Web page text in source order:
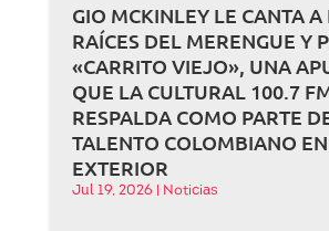
GIO MCKINLEY LE CANTA A
RAÍCES DEL MERENGUE Y
«CARRITO VIEJO», UNA
QUE LA CULTURAL 100.7
RESPALDA COMO PARTE
TALENTO COLOMBIANO
EXTERIOR
Jul 19, 2026 Noticias